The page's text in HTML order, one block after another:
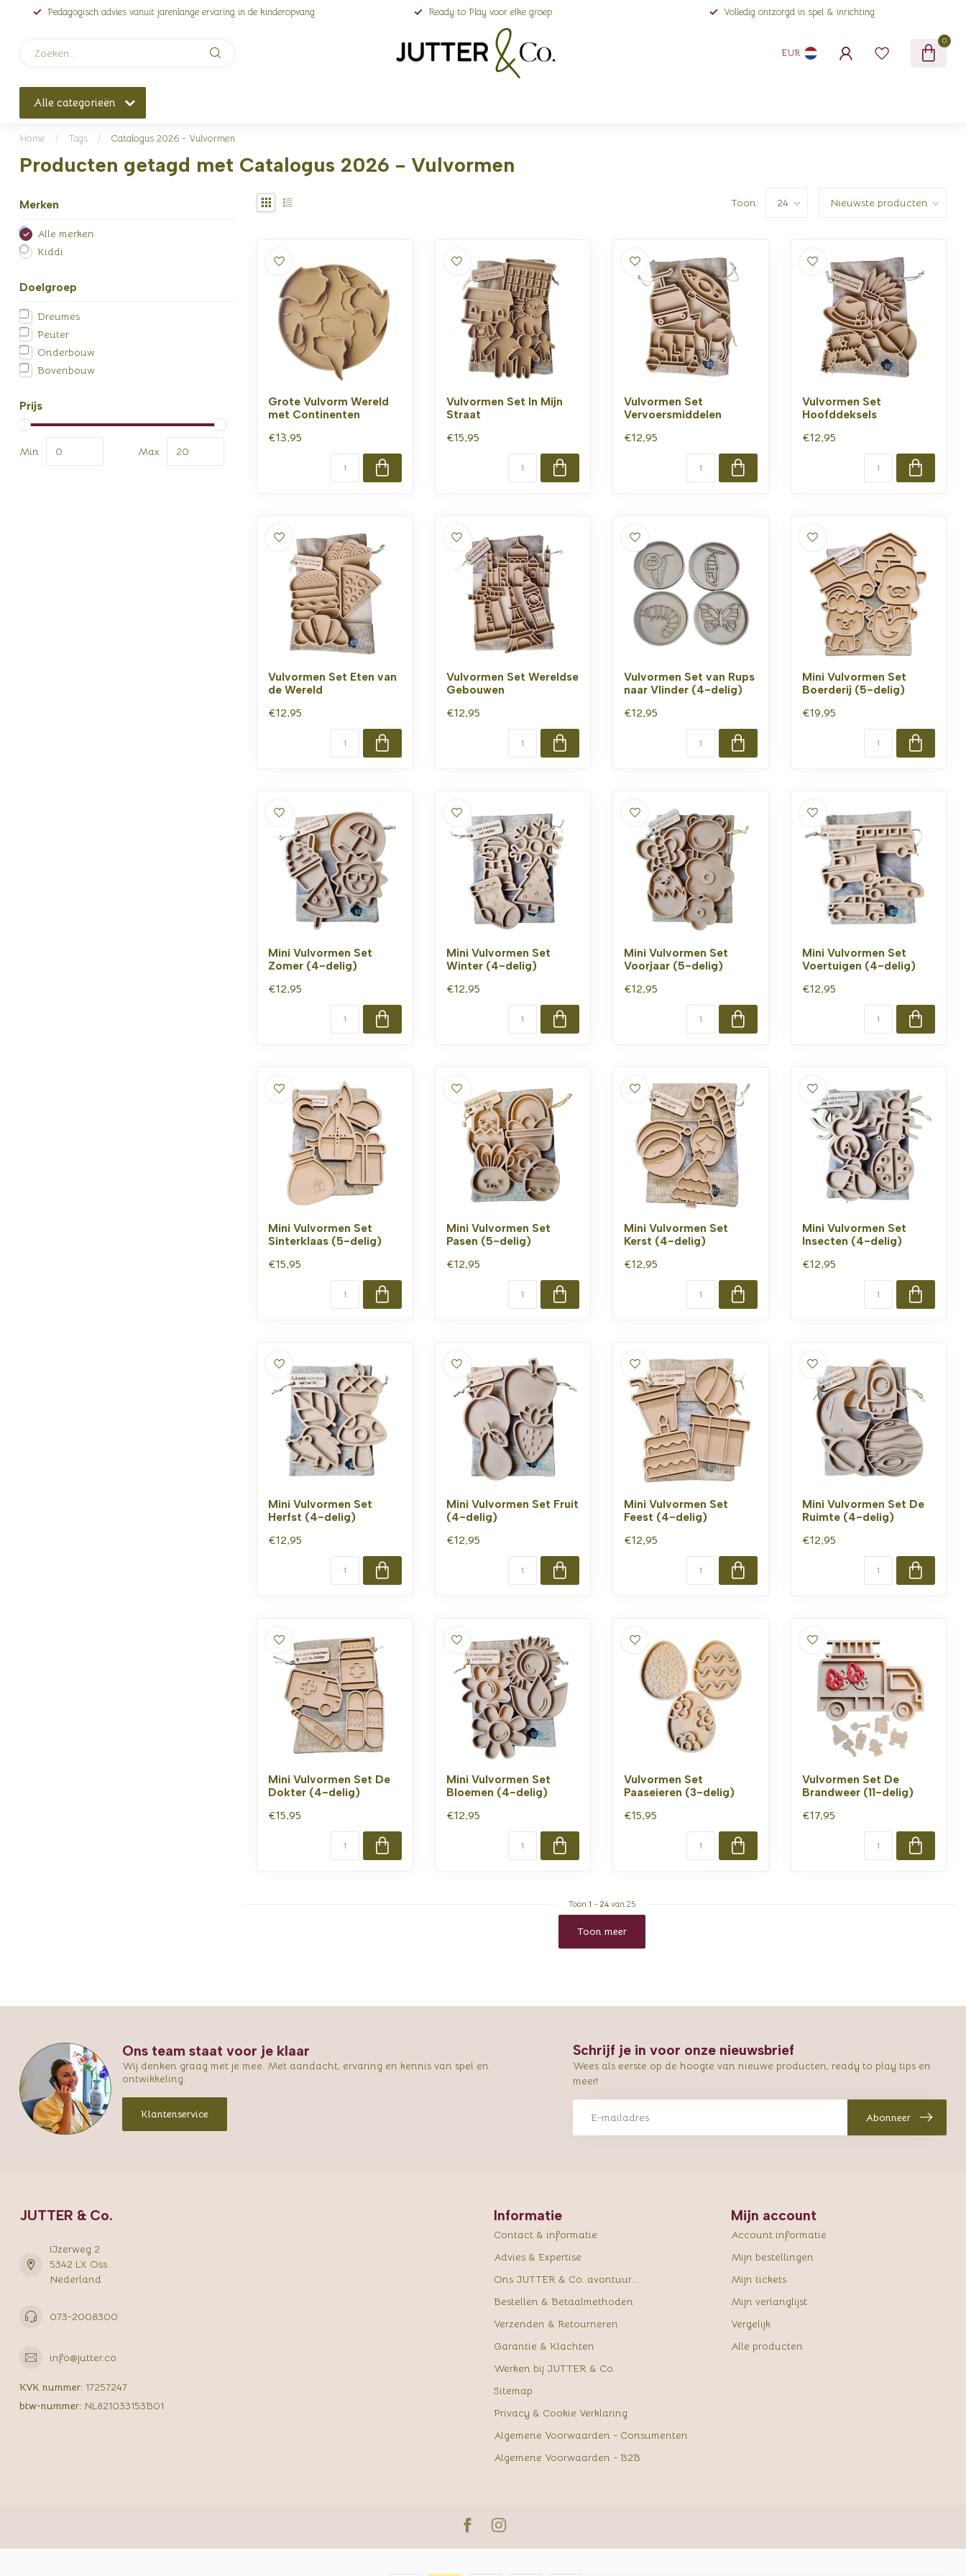
Pedagogisch advies vanuit jarenlange ervaring in de kinderopvang Ready to Play voor elke groep Volledig ontzorgd in spel & inrichting
EUR
0
Alle categorieën
Home / Tags / Catalogus 2026 - Vulvormen
Producten getagd met Catalogus 2026 - Vulvormen
Merken
Alle merken
Kiddi
Doelgroep
Dreumes
Peuter
Onderbouw
Bovenbouw
Prijs
Min Max
Toon:
Grote Vulvorm Wereld
met Continenten
€13,95
Vulvormen Set In Mijn
Straat
€15,95
Vulvormen Set
Vervoersmiddelen
€12,95
Vulvormen Set
Hoofddeksels
€12,95
Vulvormen Set Eten van
de Wereld
€12,95
Vulvormen Set Wereldse
Gebouwen
€12,95
Vulvormen Set van Rups
naar Vlinder (4-delig)
€12,95
Mini Vulvormen Set
Boerderij (5-delig)
€19,95
Mini Vulvormen Set
Zomer (4-delig)
€12,95
Mini Vulvormen Set
Winter (4-delig)
€12,95
Mini Vulvormen Set
Voorjaar (5-delig)
€12,95
Mini Vulvormen Set
Voertuigen (4-delig)
€12,95
Mini Vulvormen Set
Sinterklaas (5-delig)
€15,95
Mini Vulvormen Set
Pasen (5-delig)
€12,95
Mini Vulvormen Set
Kerst (4-delig)
€12,95
Mini Vulvormen Set
Insecten (4-delig)
€12,95
Mini Vulvormen Set
Herfst (4-delig)
€12,95
Mini Vulvormen Set Fruit
(4-delig)
€12,95
Mini Vulvormen Set
Feest (4-delig)
€12,95
Mini Vulvormen Set De
Ruimte (4-delig)
€12,95
Mini Vulvormen Set De
Dokter (4-delig)
€15,95
Mini Vulvormen Set
Bloemen (4-delig)
€12,95
Vulvormen Set
Paaseieren (3-delig)
€15,95
Vulvormen Set De
Brandweer (11-delig)
€17,95
Toon 1 - 24van 25
Toon meer
Ons team staat voor je klaar
Wij denken graag met je mee. Met aandacht, ervaring en kennis van spel en
ontwikkeling.
Klantenservice
Schrijf je in voor onze nieuwsbrief
Wees als eerste op de hoogte van nieuwe producten, ready to play tips en
meer!
Abonneer
JUTTER & Co.
IJzerweg 2
5342 LX Oss
Nederland
073-2008300
info@jutter.co
KVK nummer: 17257247
btw-nummer: NL821033153B01
Informatie
Contact & informatie
Advies & Expertise
Ons JUTTER & Co. avontuur...
Bestellen & Betaalmethoden
Verzenden & Retourneren
Garantie & Klachten
Werken bij JUTTER & Co.
Sitemap
Privacy & Cookie Verklaring
Algemene Voorwaarden - Consumenten
Algemene Voorwaarden - B2B
Mijn account
Account informatie
Mijn bestellingen
Mijn tickets
Mijn verlanglijst
Vergelijk
Alle producten